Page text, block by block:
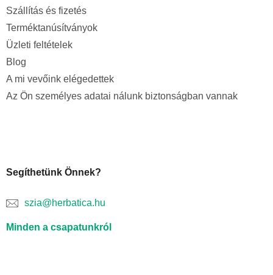
Szállítás és fizetés
Terméktanúsítványok
Üzleti feltételek
Blog
A mi vevőink elégedettek
Az Ön személyes adatai nálunk biztonságban vannak
Segíthetünk Önnek?
szia@herbatica.hu
Minden a csapatunkról